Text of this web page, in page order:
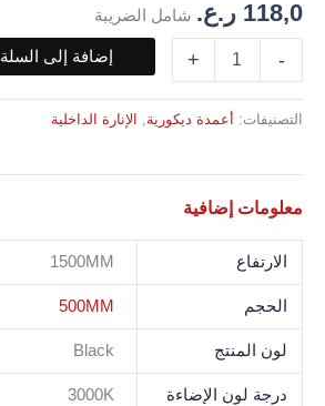
118,0 ر.ع. شامل الضريبة
-
داخلي
+ إضافة إلى السلة
التصنيفات: أعمدة ديكورية الإنارة الداخلية
معلومات إضافية
الارتفاع 1500MM
الحجم 500MM
لون المنتج Black
درجة لون الإضاءة 3000K